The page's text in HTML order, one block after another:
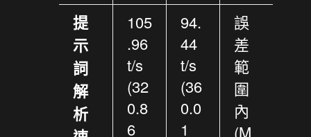
提
示
詞
解
析
105
.96
t/s
(32
0.8
6
94.
44
t/s
(36
0.0
1
誤
差
範
圍
內
(M